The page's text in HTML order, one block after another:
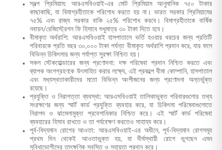
স্বল্প প্রিমিয়াম: আরএসবিওয়াই-এর মোট প্রিমিয়াম আনুমানিক ৭৫০ টাকার
কাছাকাছি, যা বিমাগ্রহীতাকে পরিশোধ করতে হয় না। ভারত সরকার প্রিমিয়ামের
৭৫% এবং রাজ্য সরকার বাকি ২৫% পরিশোধ করবে। বিমাগ্রহীতাকে বার্ষিক
নবায়ন/রেজিস্ট্রেশন ফি হিসাবে শুধুমাত্র ৩০ টাকা দিতে হবে।
বীমাকৃত অর্থরাশি: আরএসবিওয়াই হাসপাতালে ভর্তি হওয়ার খরচের জন্য প্রতিটি
পরিবারকে প্রতি বছর ৩০,০০০ টাকা পর্যন্ত বীমাকৃত অর্থরাশি প্রদান করে, যার ফলে
বিভিন্ন চিকিৎসার জন্য পর্যাপ্ত সুরক্ষা নিশ্চিত হয়।
সকল স্টেকহোল্ডারের জন্য প্রণোদনা: দক্ষ পরিষেবা প্রদান নিশ্চিত করতে এবং
ব্যাপক অংশগ্রহণকে উৎসাহিত করার লক্ষ্যে, এই প্রকল্পে বীমা কোম্পানি, হাসপাতাল
এবং মধ্যস্থতাকারীদের মতো বিভিন্ন অংশীজনের জন্য প্রণোদনা অন্তর্ভুক্ত
রয়েছে।
প্রযুক্তি ও নিরাপত্তা ব্যবস্থা: আরএসবিওয়াই তালিকাভুক্ত পরিবারগুলোর তথ্য
সংরক্ষণের জন্য স্মার্ট কার্ড প্রযুক্তি ব্যবহার করে, যা চিকিৎসা পরিষেবাগুলোতে
নিরাপদ ও ঝামেলামুক্ত প্রবেশাধিকার নিশ্চিত করে। এই স্মার্ট কার্ড পরিষেবা
ব্যবহারের হিসাব রাখতে ও তা পর্যবেক্ষণ করতেও সাহায্য করে।
পূর্ব-বিদ্যমান রোগের আওতা: আরএসবিওয়াই-এর অধীনে, পূর্ব-বিদ্যমান রোগসমূহ
প্রথম দিন থেকেই আওতাভুক্ত হয়, যা দীর্ঘস্থায়ী রোগে ভুগছেন এমন
সুবিধাভোগীদের তাৎক্ষণিক স্বস্তি ও সহায়তা প্রদান করে।